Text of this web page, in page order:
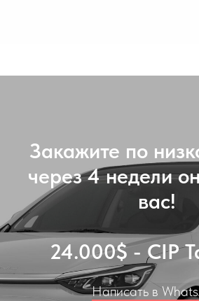
Закажите по
через 4 недели
вас!
24.000$ - CIP
Написать в